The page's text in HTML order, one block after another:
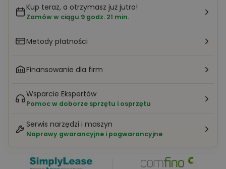
Kup teraz, a otrzymasz już jutro!
Zamów w ciągu 9 godz. 21 min.
Metody płatności
Finansowanie dla firm
Wsparcie Ekspertów
Pomoc w doborze sprzętu i osprzętu
Serwis narzędzi i maszyn
Naprawy gwarancyjne i pogwarancyjne